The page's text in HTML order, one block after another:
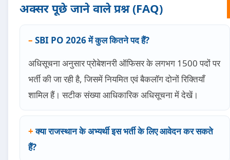
अक्सर पूछे जाने वाले प्रश्न (FAQ)
SBI PO 2026 में कुल कितने पद हैं?
अधिसूचना अनुसार प्रोबेशनरी ऑफिसर के लगभग 1500 पदों पर
भर्ती की जा रही है, जिसमें नियमित एवं बैकलॉग दोनों रिक्तियाँ
शामिल हैं। सटीक संख्या आधिकारिक अधिसूचना में देखें।
क्या राजस्थान के अभ्यर्थी इस भर्ती के लिए आवेदन कर सकते
हैं?